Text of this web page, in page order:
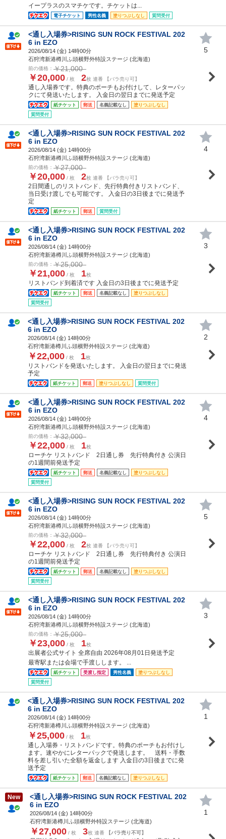
イープラスのスマチケです。チケットは...
電子チケット 男性名義 塗りつぶしなし 質問受付
<通し入場券>RISING SUN ROCK FESTIVAL 202
6 in EZO
2026/08/14 (金) 14時00分
石狩湾新港樽川ふ頭横野外特設ステージ (北海道)
前の価格： ￥21,000
￥20,000 / 枚 2枚 連番 【バラ売り可】
通し入場券です。特典のポーチもお付けして、レターパッ
クにて発送いたします。 入金日の翌日までに発送予定
紙チケット 郵送 名義記載なし
塗りつぶしなし
質問受付
5
<通し入場券>RISING SUN ROCK FESTIVAL 202
6 in EZO
2026/08/14 (金) 14時00分
石狩湾新港樽川ふ頭横野外特設ステージ (北海道)
前の価格： ￥27,000
￥20,000 / 枚 2枚 連番 【バラ売り可】
2日間通しのリストバンド、先行特典付きリストバンド、
当日受け渡しでも可能です。 入金日の3日後までに発送予
定
紙チケット 郵送 質問受付
4
<通し入場券>RISING SUN ROCK FESTIVAL 202
6 in EZO
2026/08/14 (金) 14時00分
石狩湾新港樽川ふ頭横野外特設ステージ (北海道)
前の価格： ￥25,000
￥21,000 / 枚 1枚
リストバンド到着済です 入金日の3日後までに発送予定
紙チケット 郵送 名義記載なし
塗りつぶしなし
質問受付
3
<通し入場券>RISING SUN ROCK FESTIVAL 202
6 in EZO
2026/08/14 (金) 14時00分
石狩湾新港樽川ふ頭横野外特設ステージ (北海道)
￥22,000 / 枚 1枚
リストバンドを発送いたします。 入金日の翌日までに発送
予定
紙チケット 郵送 塗りつぶしなし 質問受付
2
<通し入場券>RISING SUN ROCK FESTIVAL 202
6 in EZO
2026/08/14 (金) 14時00分
石狩湾新港樽川ふ頭横野外特設ステージ (北海道)
前の価格： ￥32,000
￥22,000 / 枚 1枚
ローチケ リストバンド 2日通し券 先行特典付き 公演日
の1週間前発送予定
紙チケット 郵送 名義記載なし
塗りつぶしなし
質問受付
4
<通し入場券>RISING SUN ROCK FESTIVAL 202
6 in EZO
2026/08/14 (金) 14時00分
石狩湾新港樽川ふ頭横野外特設ステージ (北海道)
前の価格： ￥32,000
￥22,000 / 枚 2枚 連番 【バラ売り可】
ローチケ リストバンド 2日通し券 先行特典付き 公演日
の1週間前発送予定
紙チケット 郵送 名義記載なし
塗りつぶしなし
質問受付
5
<通し入場券>RISING SUN ROCK FESTIVAL 202
6 in EZO
2026/08/14 (金) 14時00分
石狩湾新港樽川ふ頭横野外特設ステージ (北海道)
前の価格： ￥25,000
￥23,000 / 枚 1枚
出展者公式サイト 全席自由 2026年08月01日発送予定
最寄駅または会場で手渡しします。 ...
紙チケット 受渡し指定 男性名義
塗りつぶしなし
質問受付
3
<通し入場券>RISING SUN ROCK FESTIVAL 202
6 in EZO
2026/08/14 (金) 14時00分
石狩湾新港樽川ふ頭横野外特設ステージ (北海道)
￥25,000 / 枚 1枚
通し入場券・リストバンドです。特典のポーチもお付けし
ます。速やかにレターパックで発送します。 送料・手数
料を差し引いた全額を返金します 入金日の3日後までに発
送予定
紙チケット 郵送 名義記載なし 塗りつぶしなし
1
New
<通し入場券>RISING SUN ROCK FESTIVAL 202
6 in EZO
2026/08/14 (金) 14時00分
石狩湾新港樽川ふ頭横野外特設ステージ (北海道)
￥27,000 / 枚 3枚 連番 【バラ売り不可】
1